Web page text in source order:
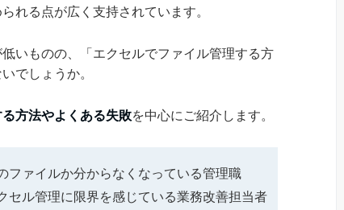
れる点が広く支持されています。
いものの、「エクセルでファイル管理する方
でしょうか。
方法やよくある失敗を中心にご紹介します。
ファイルか分からなくなっている管理職
セル管理に限界を感じている業務改善担当者